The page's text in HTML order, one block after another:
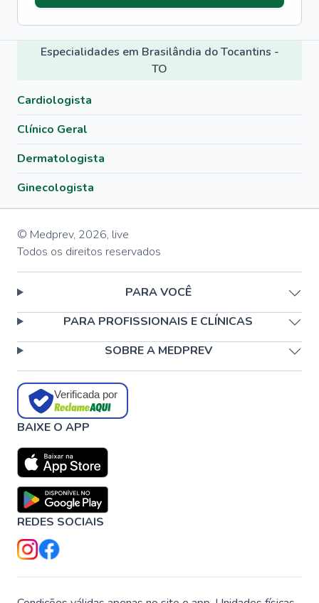
Especialidades em Brasilândia do Tocantins -
TO
Cardiologista
Clínico Geral
Dermatologista
Ginecologista
© Medprev, 2026, live
Todos os direitos reservados
PARA VOCÊ
PARA PROFISSIONAIS E CLÍNICAS
SOBRE A MEDPREV
Verificada por
BAIXE O APP
REDES SOCIAIS